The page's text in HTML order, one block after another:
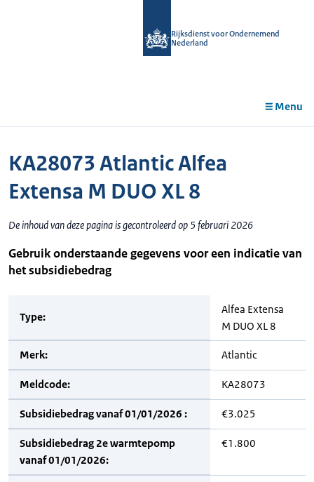
Rijksdienst voor Ondernemend
Nederland
Menu
KA28073 Atlantic Alfea
Extensa M DUO XL 8
De inhoud van deze pagina is gecontroleerd op 5 februari 2026
Gebruik onderstaande gegevens voor een indicatie van
het subsidiebedrag
Type:
Alfea Extensa
M DUO XL 8
Merk: Atlantic
Meldcode: KA28073
Subsidiebedrag vanaf 01/01/2026 : €3.025
Subsidiebedrag 2e warmtepomp
vanaf 01/01/2026:
€1.800